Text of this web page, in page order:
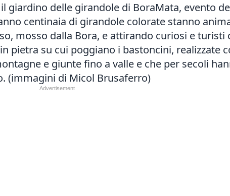
giardino delle girandole di BoraMata, evento
centinaia di girandole colorate stanno
mosso dalla Bora, e attirando curiosi e turisti
pietra su cui poggiano i bastoncini, realizzate
e giunte fino a valle e che per secoli
(immagini di Micol Brusaferro)